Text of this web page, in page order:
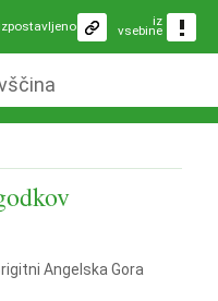
iz
vsebine
Angelska Gora